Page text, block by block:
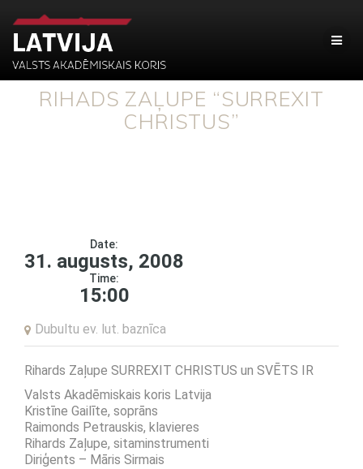
RIHADS ZAĻUPE “SURREXIT
CHRISTUS”
Date:
31. augusts, 2008
Time:
15:00
Dubultu ev. lut. baznīca
Rihards Zaļupe SURREXIT CHRISTUS un SVĒTS IR
Valsts Akadēmiskais koris Latvija
Kristīne Gailīte, soprāns
Raimonds Petrauskis, klavieres
Rihards Zaļupe, sitaminstrumenti
Diriģents – Māris Sirmais